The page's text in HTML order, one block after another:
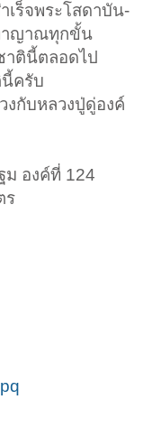
เร็จพระโสดาบัน-
าญาณทุกขั้น
าตินี้ตลอดไป
ครับ
งกับหลวงปู่ดู่องค์
ม องค์ที่ 124
ร